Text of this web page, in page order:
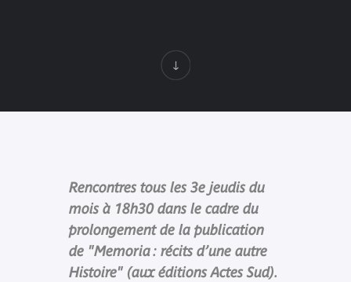
Rencontres tous les 3e jeudis du
mois à 18h30 dans le cadre du
prolongement de la publication
de "Memoria : récits d’une autre
Histoire" (aux éditions Actes Sud).